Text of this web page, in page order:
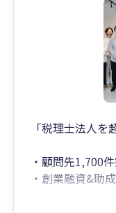
「税理士法人を
・顧問先1,700
・創業融資&助
（社会保険労